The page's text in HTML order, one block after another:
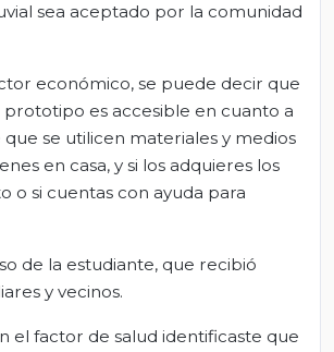
sea aceptado por la comunidad
económico, se puede decir que
es accesible en cuanto a
se utilicen materiales y medios
en casa, y si los adquieres los
o si cuentas con ayuda para
de la estudiante, que recibió
y vecinos.
el factor de salud identificaste que